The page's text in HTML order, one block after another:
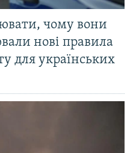
чому вони
нові правила
для українських